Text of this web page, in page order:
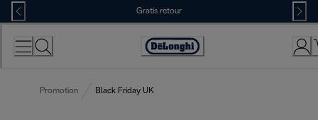
Skip
to
Content
Gratis retour
Accessibility
Promotion Black Friday UK